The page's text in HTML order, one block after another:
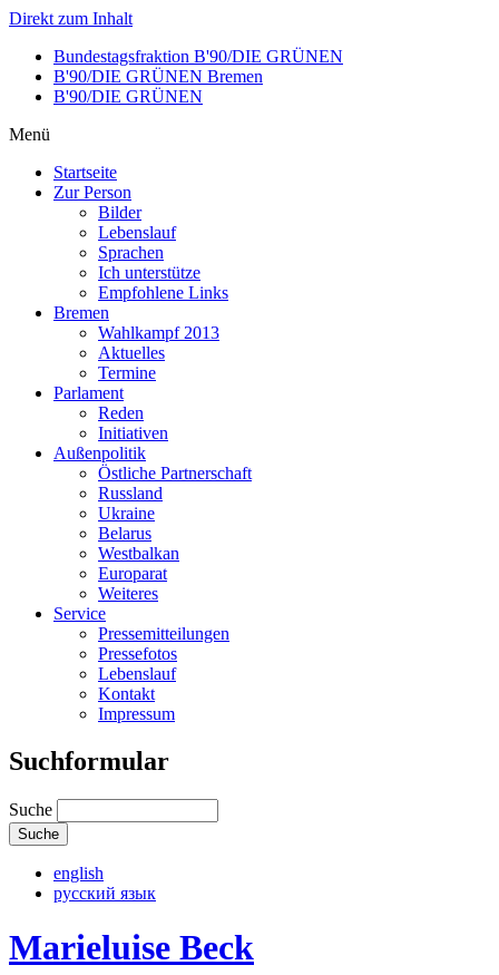
Direkt zum Inhalt
Bundestagsfraktion B'90/DIE GRÜNEN
B'90/DIE GRÜNEN Bremen
B'90/DIE GRÜNEN
Menü
Startseite
Zur Person
Bilder
Lebenslauf
Sprachen
Ich unterstütze
Empfohlene Links
Bremen
Wahlkampf 2013
Aktuelles
Termine
Parlament
Reden
Initiativen
Außenpolitik
Östliche Partnerschaft
Russland
Ukraine
Belarus
Westbalkan
Europarat
Weiteres
Service
Pressemitteilungen
Pressefotos
Lebenslauf
Kontakt
Impressum
Suchformular
Suche
english
русский язык
Marieluise Beck